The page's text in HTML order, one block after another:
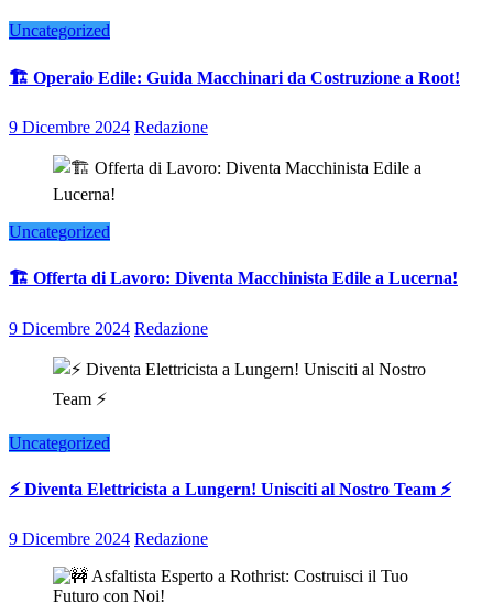
Uncategorized
🏗️ Operaio Edile: Guida Macchinari da Costruzione a Root!
9 Dicembre 2024 Redazione
Uncategorized
🏗️ Offerta di Lavoro: Diventa Macchinista Edile a Lucerna!
9 Dicembre 2024 Redazione
Uncategorized
⚡ Diventa Elettricista a Lungern! Unisciti al Nostro Team ⚡
9 Dicembre 2024 Redazione